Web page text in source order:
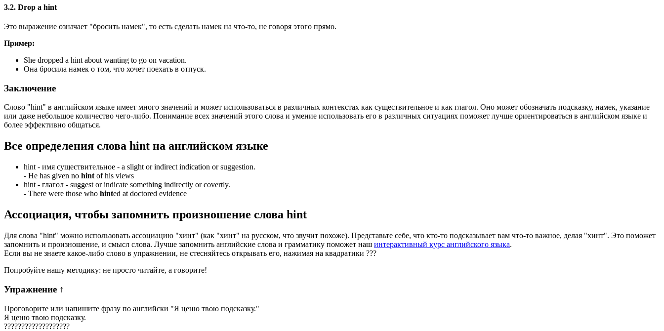
3.2. Drop a hint
Это выражение означает "бросить намек", то есть сделать намек на что-то, не говоря этого прямо.
Пример:
She dropped a hint about wanting to go on vacation.
Она бросила намек о том, что хочет поехать в отпуск.
Заключение
Слово "hint" в английском языке имеет много значений и может использоваться в различных контекстах как существительное и как глагол. Оно может обозначать подсказку, намек, указание
или даже небольшое количество чего-либо. Понимание всех значений этого слова и умение использовать его в различных ситуациях поможет лучше ориентироваться в английском языке и
более эффективно общаться.
Все определения слова hint на английском языке
hint - имя существительное - a slight or indirect indication or suggestion.
- He has given no hint of his views
hint - глагол - suggest or indicate something indirectly or covertly.
- There were those who hinted at doctored evidence
Ассоциация, чтобы запомнить произношение слова hint
Для слова "hint" можно использовать ассоциацию "хинт" (как "хинт" на русском, что звучит похоже). Представьте себе, что кто-то подсказывает вам что-то важное, делая "хинт". Это поможет
запомнить и произношение, и смысл слова. Лучше запомнить английские слова и грамматику поможет наш интерактивный курс английского языка.
Если вы не знаете какое-либо слово в упражнении, не стесняйтесь открывать его, нажимая на квадратики ???
Попробуйте нашу методику: не просто читайте, а говорите!
Упражнение ↑
Проговорите или напишите фразу по английски "Я ценю твою подсказку."
Я ценю твою подсказку.
???????????????????